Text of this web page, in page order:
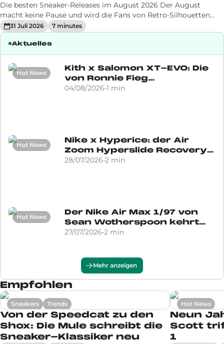
Die besten Sneaker-Releases im August 2026 Der August
macht keine Pause und wird die Fans von Retro-Silhouetten
begeistern! Zwischen dem Air Jordan 13 "Flint", der endlich in
seiner Originalform zurückkehrt, einem Air Jordan 1 mit
Schokoladentönen un
31 Juli 2026 7 minutes
Aktuelles
Hot News
Kith x Salomon XT-EVO: Die
von Ronnie Fieg
angedeutete Farbvariante
04/08/2026•1 min
Hot News
Nike x Hyperice: der Air
Zoom Hyperslide Recovery-
Slipper
28/07/2026•2 min
Hot News
Der Nike Air Max 1/97 von
Sean Wotherspoon kehrt
für Doernbecher 2027
27/07/2026•2 min
Hot News
Drake präsentiert die Nike
Mind 001 für Nocta Manor
23/07/2026
Mehr anzeigen
Empfohlen
Sneakers Trends
Von der Speedcat zu den
Shox: Die Mule schreibt die
Sneaker-Klassiker neu
Hot News
Neun
Scott
1